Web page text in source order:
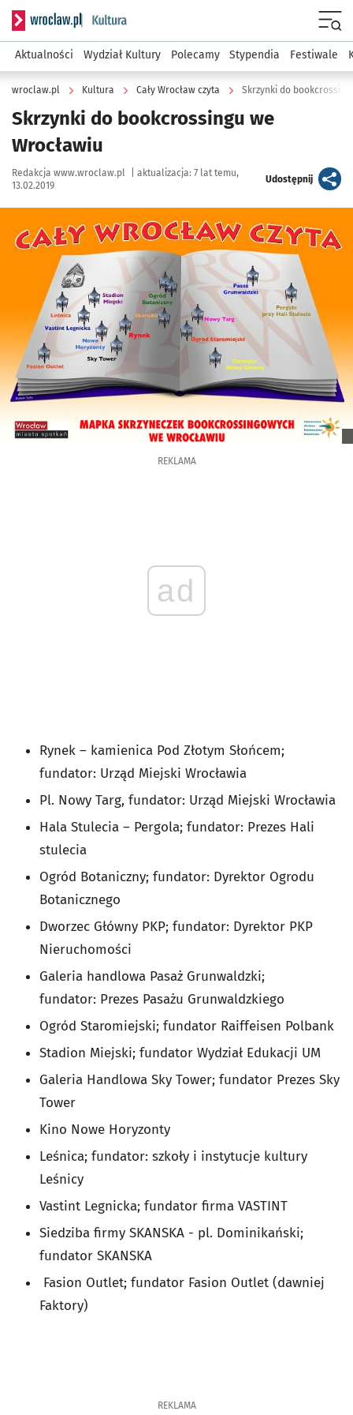
Serwis informacyjny wroclaw.pl podserwis: Kultura
Aktualności Wydział Kultury Polecamy Stypendia Festiwale
wroclaw.pl Kultura Cały Wrocław czyta Skrzynki do
Skrzynki do bookcrossingu we
Wrocławiu
Autor:
Redakcja www.wroclaw.pl aktualizacja: 7 lat temu,
13.02.2019
Udostępnijartykuł
REKLAMA
ad
Rynek – kamienica Pod Złotym Słońcem;
fundator: Urząd Miejski Wrocławia
Pl. Nowy Targ, fundator: Urząd Miejski Wrocławia
Hala Stulecia – Pergola; fundator: Prezes Hali
stulecia
Ogród Botaniczny; fundator: Dyrektor Ogrodu
Botanicznego
Dworzec Główny PKP; fundator: Dyrektor PKP
Nieruchomości
Galeria handlowa Pasaż Grunwaldzki;
fundator: Prezes Pasażu Grunwaldzkiego
Ogród Staromiejski; fundator Raiffeisen Polbank
Stadion Miejski; fundator Wydział Edukacji UM
Galeria Handlowa Sky Tower; fundator Prezes Sky
Tower
Kino Nowe Horyzonty
Leśnica; fundator: szkoły i instytucje kultury
Leśnicy
Vastint Legnicka; fundator firma VASTINT
Siedziba firmy SKANSKA - pl. Dominikański;
fundator SKANSKA
Fasion Outlet; fundator Fasion Outlet (dawniej
Faktory)
REKLAMA